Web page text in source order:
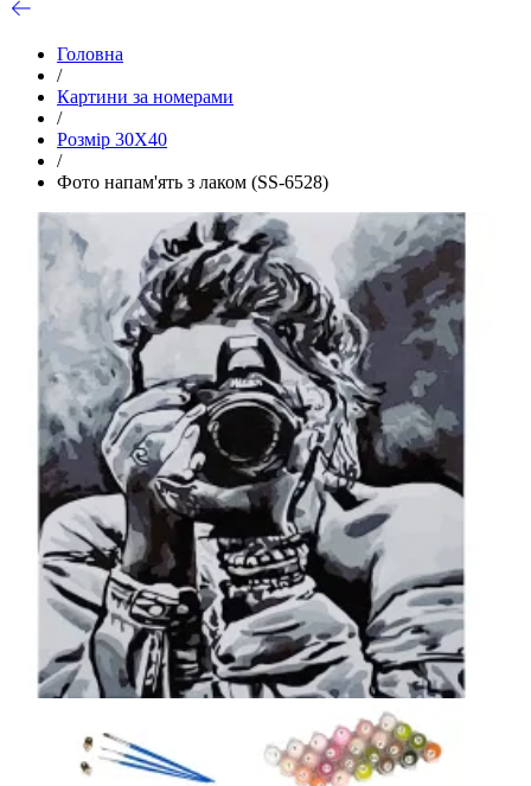
Головна
/
Картини за номерами
/
Розмір 30Х40
/
Фото напам'ять з лаком (SS-6528)